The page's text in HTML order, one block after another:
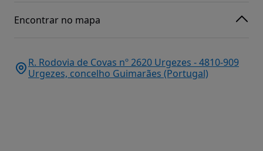
Encontrar no mapa
R. Rodovia de Covas nº 2620 Urgezes - 4810-909
Urgezes, concelho Guimarães (Portugal)